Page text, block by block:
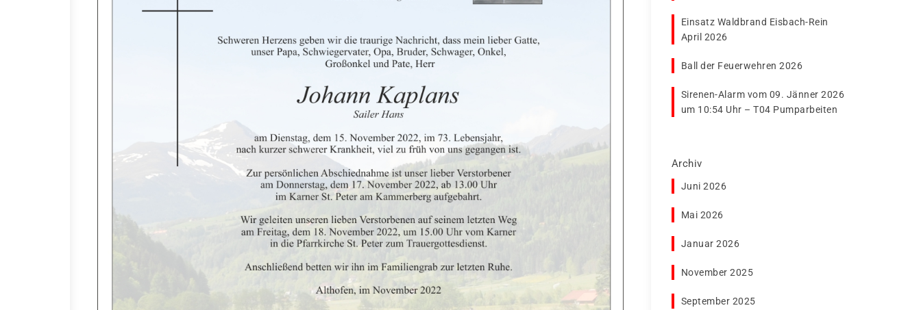
Einsatz Waldbrand Eisbach-Rein
April 2026
Ball der Feuerwehren 2026
Sirenen-Alarm vom 09. Jänner 2026
um 10:54 Uhr – T04 Pumparbeiten
Archiv
Juni 2026
Mai 2026
Januar 2026
November 2025
September 2025